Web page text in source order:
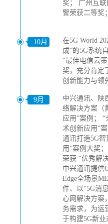
奖； 广州互
警荣获二等奖
10月
在5G World
成”的5G系统
“最佳电信云策
奖，充分肯定
创新能力与领
9月
中兴通讯、陕
络解决方案（
应用”案例；
术创新应用”
通讯打造5G
用”案例大奖
荣获 “优秀解
中兴通讯提供
Edge全场景
件、以“5G消
心网解决方案
务需求，为运
于构建5G新